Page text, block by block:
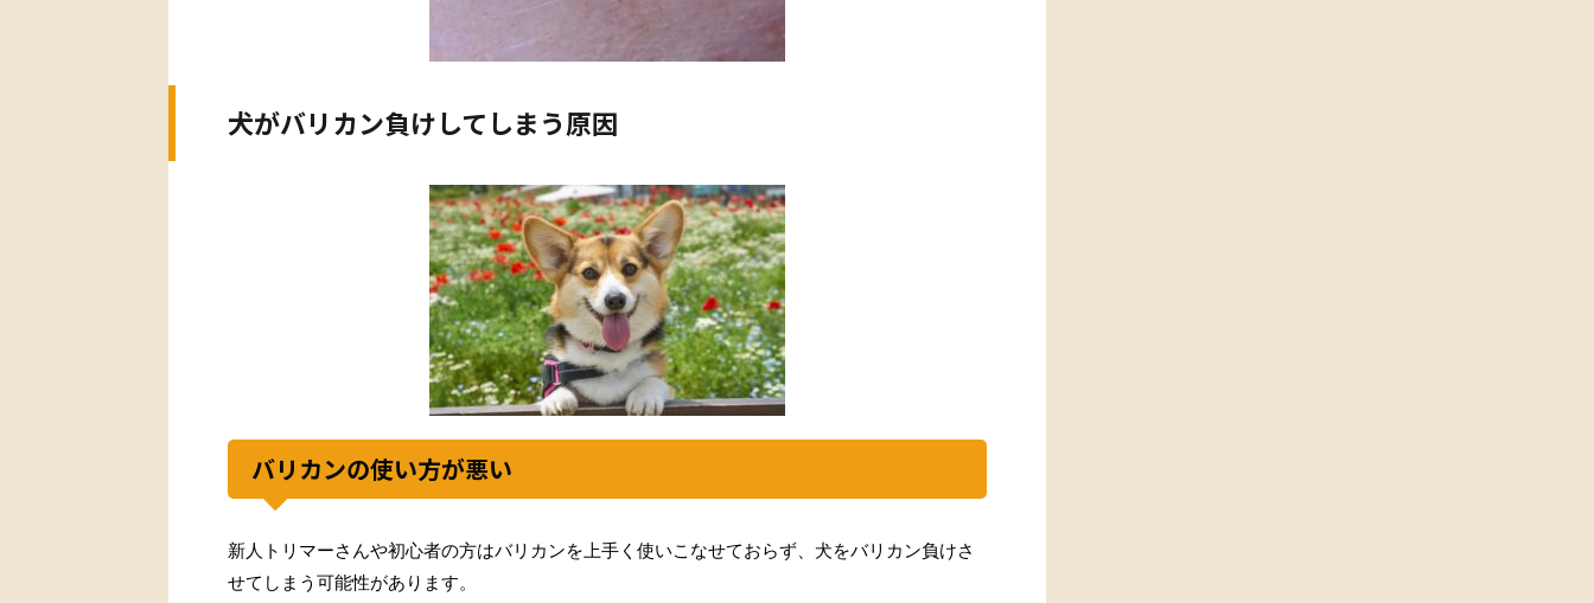
犬がバリカン負けしてしまう原因
バリカンの使い方が悪い
新人トリマーさんや初心者の方はバリカンを上手く使いこなせておらず、犬をバリカン負けさ
せてしまう可能性があります。